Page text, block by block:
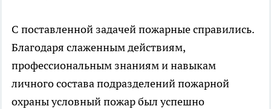
С поставленной задачей пожарные справились.
Благодаря слаженным действиям,
профессиональным знаниям и навыкам
личного состава подразделений пожарной
охраны условный пожар был успешно